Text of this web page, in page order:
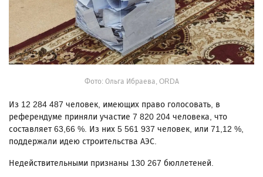
Фото: Ольга Ибраева, ORDA
Из 12 284 487 человек, имеющих право голосовать, в
референдуме приняли участие 7 820 204 человека, что
составляет 63,66 %. Из них 5 561 937 человек, или 71,12 %,
поддержали идею строительства АЭС.
Недействительными признаны 130 267 бюллетеней.